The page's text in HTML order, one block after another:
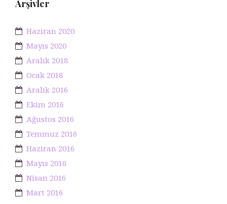
Arşivler
Haziran 2020
Mayıs 2020
Aralık 2018
Ocak 2018
Aralık 2016
Ekim 2016
Ağustos 2016
Temmuz 2016
Haziran 2016
Mayıs 2016
Nisan 2016
Mart 2016